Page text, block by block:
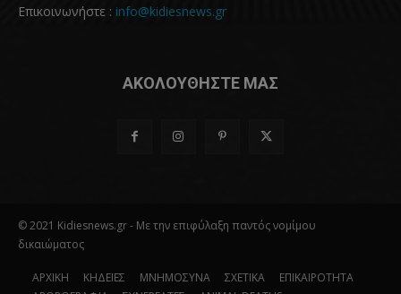
Επικοινωνήστε : info@kidiesnews.gr
ΑΚΟΛΟΥΘΗΣΤΕ ΜΑΣ
© 2021 Kidiesnews.gr - Με την επιφύλαξη παντός νομίμου
δικαιώματος
ΑΡΧΙΚΗ ΚΗΔΕΙΕΣ ΜΝΗΜΟΣΥΝΑ ΣΧΕΤΙΚΑ
ΕΠΙΚΑΙΡΟΤΗΤΑ